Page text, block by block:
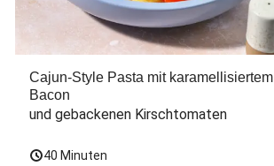
Cajun-Style Pasta mit karamellisiertem
Bacon
und gebackenen Kirschtomaten
40 Minuten